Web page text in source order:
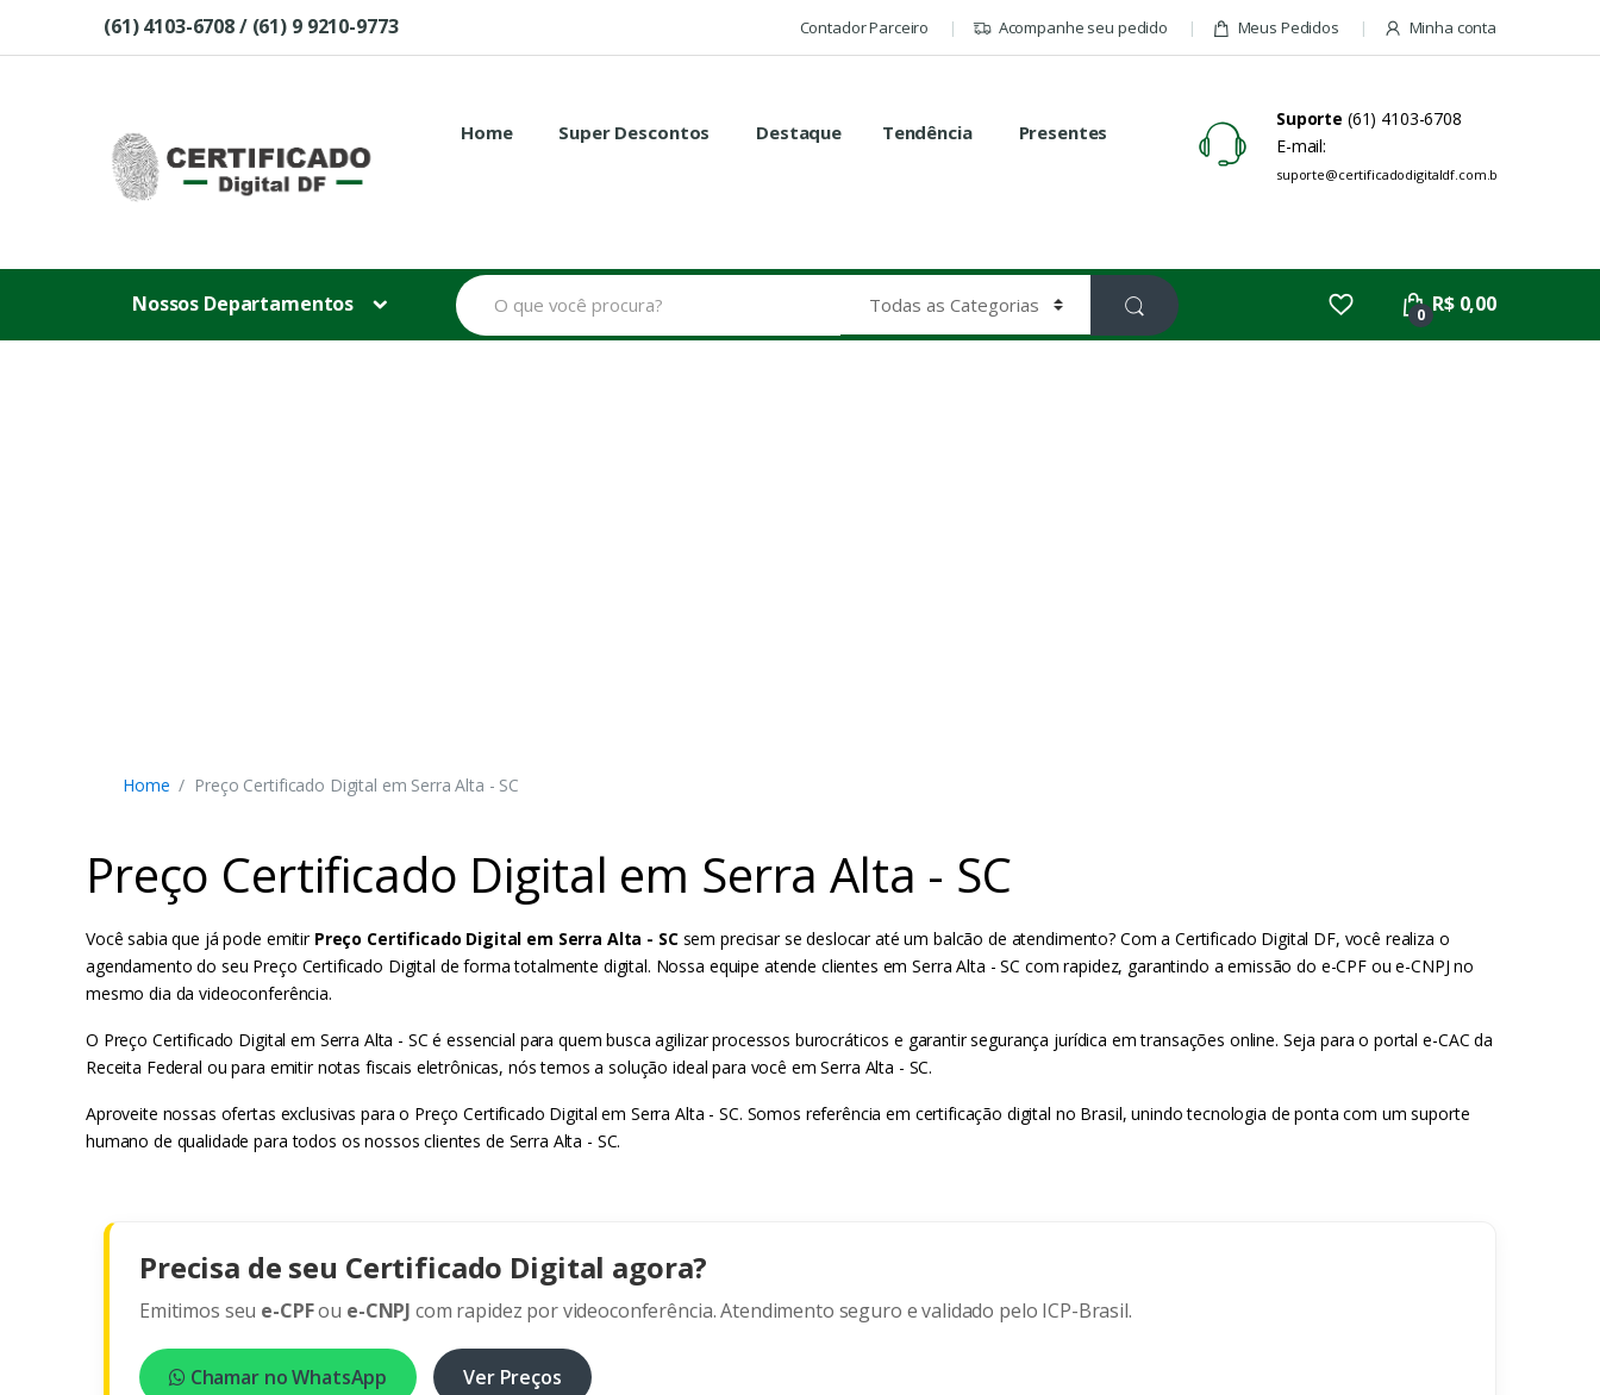
Skip to navigation
Skip to content(61) 4103-6708 / (61) 9 9210-9773 Contador Parceiro Acompanhe seu pedido Meus Pedidos Minha conta
Home Super Descontos Destaque Tendência Presentes
Suporte (61) 4103-6708
E-mail:
suporte@certificadodigitaldf.com.br
Nossos Departamentos
B
u
s
0 R$ 0,00
Home Preço Certificado Digital em Serra Alta - SC
Preço Certificado Digital em Serra Alta - SC
Você sabia que já pode emitir Preço Certificado Digital em Serra Alta - SCsem precisar se deslocar até um balcão de atendimento? Com a Certificado Digital DF, você realiza o
agendamento do seu Preço Certificado Digital de forma totalmente digital. Nossa equipe atende clientes em Serra Alta - SC com rapidez, garantindo a emissão do e-CPF ou e-CNPJ no
mesmo dia da videoconferência.
O Preço Certificado Digital em Serra Alta - SC é essencial para quem busca agilizar processos burocráticos e garantir segurança jurídica em transações online. Seja para o portal e-CAC da
Receita Federal ou para emitir notas fiscais eletrônicas, nós temos a solução ideal para você em Serra Alta - SC.
Aproveite nossas ofertas exclusivas para o Preço Certificado Digital em Serra Alta - SC. Somos referência em certificação digital no Brasil, unindo tecnologia de ponta com um suporte
humano de qualidade para todos os nossos clientes de Serra Alta - SC.
Precisa de seu Certificado Digital agora?
Emitimos seu e-CPFou e-CNPJ com rapidez por videoconferência. Atendimento seguro e validado pelo ICP-Brasil.
Chamar no WhatsApp Ver Preços